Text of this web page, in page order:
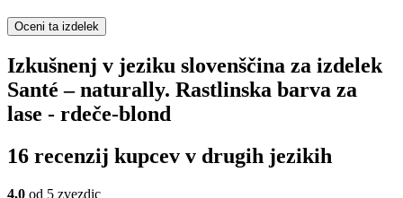
Oceni ta izdelek
Izkušnenj v jeziku slovenščina za izdelek
Santé – naturally. Rastlinska barva za
lase - rdeče-blond
16 recenzij kupcev v drugih jezikih
4,0 od 5 zvezdic